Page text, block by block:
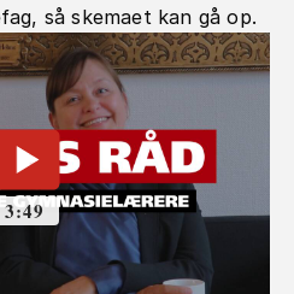
så skemaet kan gå op.